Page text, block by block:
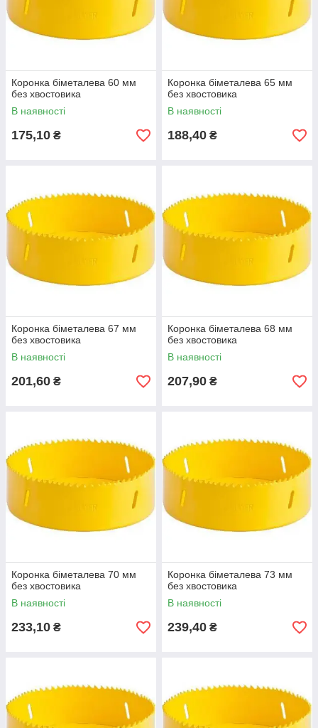
Коронка біметалева 60 мм
без хвостовика
В наявності
175,10 ₴
Коронка біметалева 65 мм
без хвостовика
В наявності
188,40 ₴
Коронка біметалева 67 мм
без хвостовика
В наявності
201,60 ₴
Коронка біметалева 68 мм
без хвостовика
В наявності
207,90 ₴
Коронка біметалева 70 мм
без хвостовика
В наявності
233,10 ₴
Коронка біметалева 73 мм
без хвостовика
В наявності
239,40 ₴